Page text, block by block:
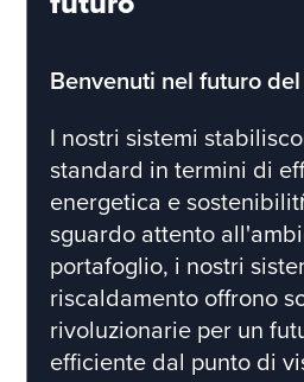
Benvenuti nel futuro
I nostri sistemi
standard in termini di
energetica e
sguardo attento
portafoglio, i nostri
riscaldamento offrono
rivoluzionarie per un
efficiente dal punto di